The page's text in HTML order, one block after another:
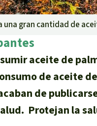
una gran cantidad de
aceite de
de aceite
de
Protejan la